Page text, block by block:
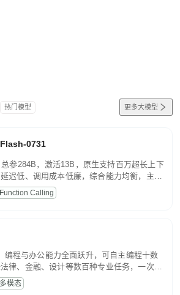
热门模型 更多大模型
0731
参284B，激活13B，原生支持百万超长上下
迟低、调用成本低廉，综合能力均衡，主打
合日常对话、内容创作、基础 RAG、批量
。
Function Calling
编程与办公能力全面跃升，可自主编程十数
律、金融、设计等数百种专业任务，一次对
。原生视觉理解贯穿规划、执行与验证全流
频的深度语义解析。长程任务中自主规划与
多模态